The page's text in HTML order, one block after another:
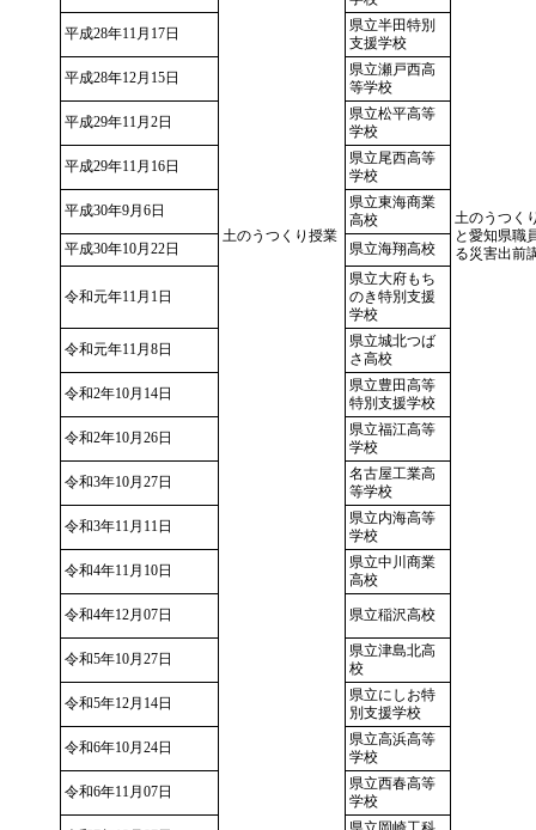
土のうつくり授業
土のうつく
と愛知県職
る災害出前
平成28年11月17日
県立半田特別
支援学校
平成28年12月15日
県立瀬戸西高
等学校
平成29年11月2日
県立松平高等
学校
平成29年11月16日
県立尾西高等
学校
平成30年9月6日
県立東海商業
高校
平成30年10月22日
県立海翔高校
令和元年11月1日
県立大府もち
のき特別支援
学校
令和元年11月8日
県立城北つば
さ高校
令和2年10月14日
県立豊田高等
特別支援学校
令和2年10月26日
県立福江高等
学校
令和3年10月27日
名古屋工業高
等学校
令和3年11月11日
県立内海高等
学校
令和4年11月10日
県立中川商業
高校
令和4年12月07日 県立稲沢高校
令和5年10月27日
県立津島北高
校
令和5年12月14日
県立にしお特
別支援学校
令和6年10月24日
県立高浜高等
学校
令和6年11月07日
県立西春高等
学校